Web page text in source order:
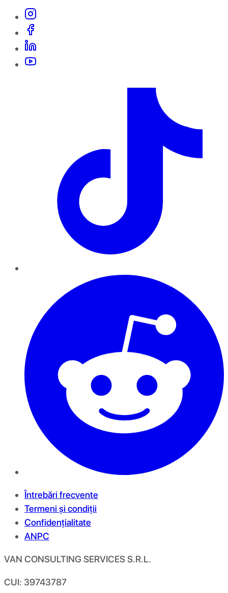
Întrebări frecvente
Termeni și condiții
Confidențialitate
ANPC
VAN CONSULTING SERVICES S.R.L.
CUI: 39743787